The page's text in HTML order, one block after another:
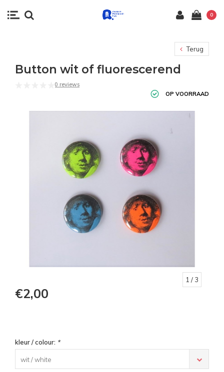
0
Terug
Button wit of fluorescerend
0 reviews
OP VOORRAAD
1 / 3
€2,00
kleur / colour: *
wit / white